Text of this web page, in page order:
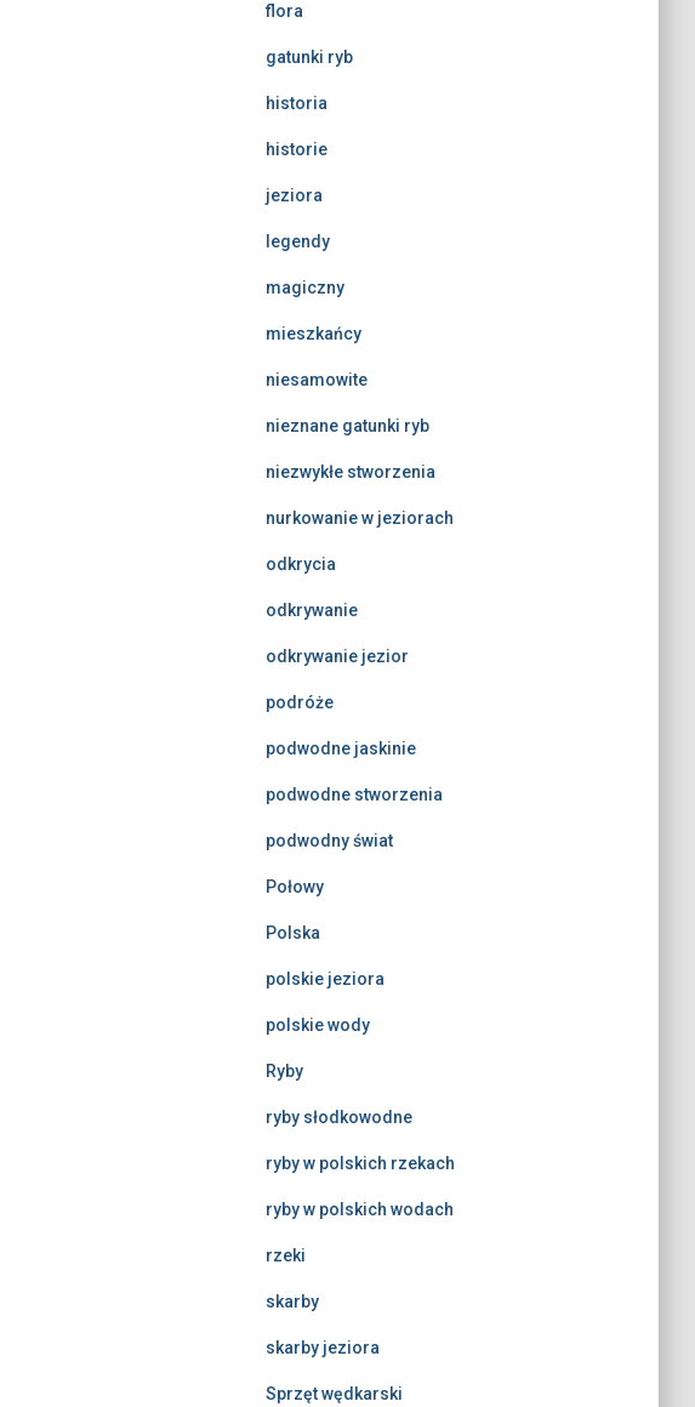
flora
gatunki ryb
historia
historie
jeziora
legendy
magiczny
mieszkańcy
niesamowite
nieznane gatunki ryb
niezwykłe stworzenia
nurkowanie w jeziorach
odkrycia
odkrywanie
odkrywanie jezior
podróże
podwodne jaskinie
podwodne stworzenia
podwodny świat
Połowy
Polska
polskie jeziora
polskie wody
Ryby
ryby słodkowodne
ryby w polskich rzekach
ryby w polskich wodach
rzeki
skarby
skarby jeziora
Sprzęt wędkarski